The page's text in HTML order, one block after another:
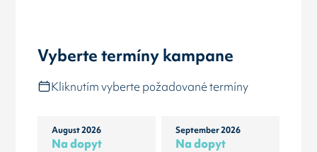
Vyberte termíny kampane
Kliknutím vyberte požadované termíny
August 2026
Na dopyt
September 2026
Na dopyt